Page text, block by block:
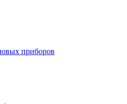
приборов